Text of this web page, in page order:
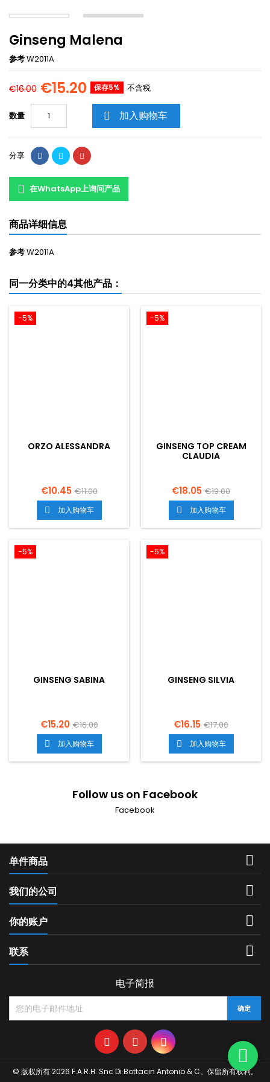
Ginseng Malena
参考W2011A
€16.00 €15.20 保存5% 不含税
数量  加入购物车
分享
在WhatsApp上询问产品
商品详细信息
参考W2011A
同一分类中的4其他产品：
-5%
ORZO ALESSANDRA
€10.45 €11.00
 加入购物车
-5%
GINSENG TOP CREAM
CLAUDIA
€18.05 €19.00
 加入购物车
-5%
GINSENG SABINA
€15.20 €16.00
 加入购物车
-5%
GINSENG SILVIA
€16.15 €17.00
 加入购物车
Follow us on Facebook
Facebook
单件商品 
我们的公司 
你的账户 
联系 
电子简报
© 版权所有 2026 F.A.R.H. Snc Di Bottacin Antonio & C。保留所有权利。